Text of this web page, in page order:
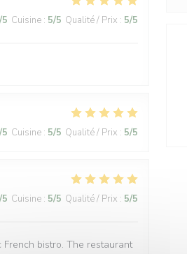
/5 Cuisine : 5/5 Qualité / Prix : 5/5
/5 Cuisine : 5/5 Qualité / Prix : 5/5
/5 Cuisine : 5/5 Qualité / Prix : 5/5
bistro. The restaurant